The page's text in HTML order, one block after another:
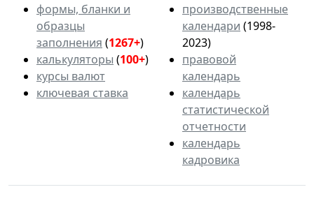
формы, бланки и
образцы
заполнения (1267+)
калькуляторы (100+)
курсы валют
ключевая ставка
производственные
календари (1998-
2023)
правовой
календарь
календарь
статистической
отчетности
календарь
кадровика